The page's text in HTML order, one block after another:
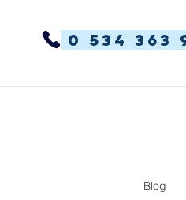
0 534 363
Blog